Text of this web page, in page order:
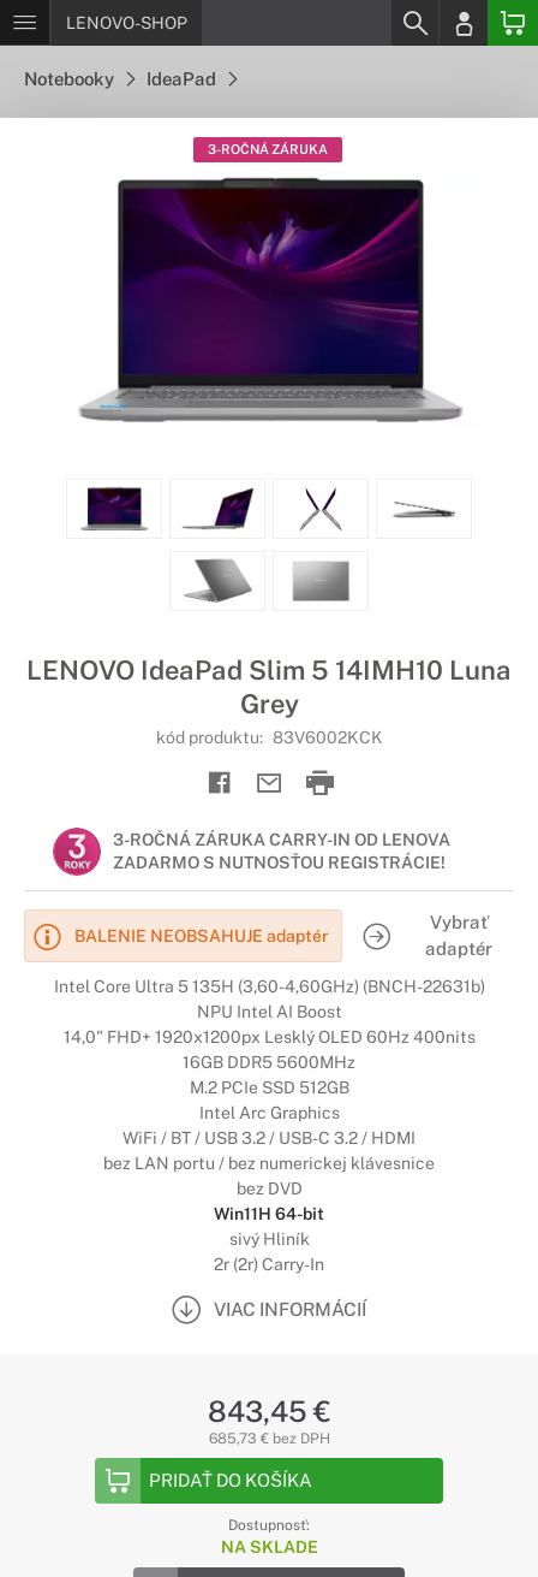
LENOVO-SHOP
Notebooky IdeaPad
3-ROČNÁ ZÁRUKA
LENOVO IdeaPad Slim 5 14IMH10 Luna
Grey
kód produktu: 83V6002KCK
3-ROČNÁ ZÁRUKA CARRY-IN OD LENOVA
ZADARMO S NUTNOSŤOU REGISTRÁCIE!
BALENIE NEOBSAHUJE adaptér
Vybrať
adaptér
Intel Core Ultra 5 135H (3,60-4,60GHz) (BNCH-22631b)
NPU Intel AI Boost
14,0" FHD+ 1920x1200px Lesklý OLED 60Hz 400nits
16GB DDR5 5600MHz
M.2 PCIe SSD 512GB
Intel Arc Graphics
WiFi / BT / USB 3.2 / USB-C 3.2 / HDMI
bez LAN portu / bez numerickej klávesnice
bez DVD
Win11H 64-bit
sivý Hliník
2r (2r) Carry-In
VIAC INFORMÁCIÍ
843,45 €
685,73 € bez DPH
PRIDAŤ DO KOŠÍKA
Dostupnosť:
NA SKLADE